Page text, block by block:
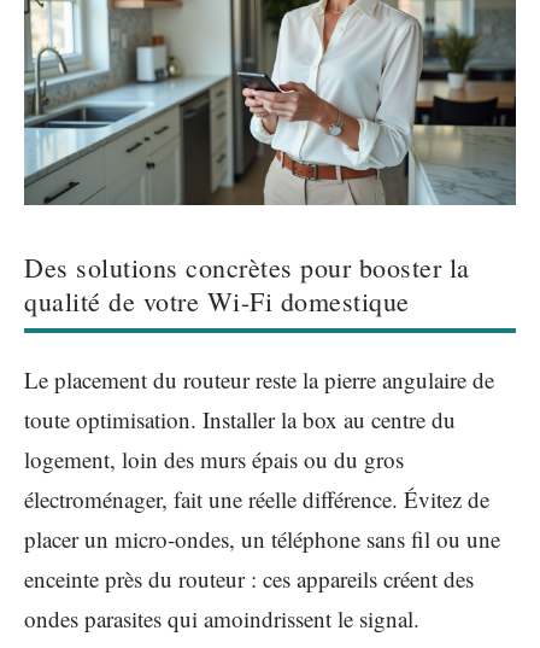
Des solutions concrètes pour booster la
qualité de votre Wi-Fi domestique
Le placement du routeur reste la pierre angulaire de
toute optimisation. Installer la box au centre du
logement, loin des murs épais ou du gros
électroménager, fait une réelle différence. Évitez de
placer un micro-ondes, un téléphone sans fil ou une
enceinte près du routeur : ces appareils créent des
ondes parasites qui amoindrissent le signal.